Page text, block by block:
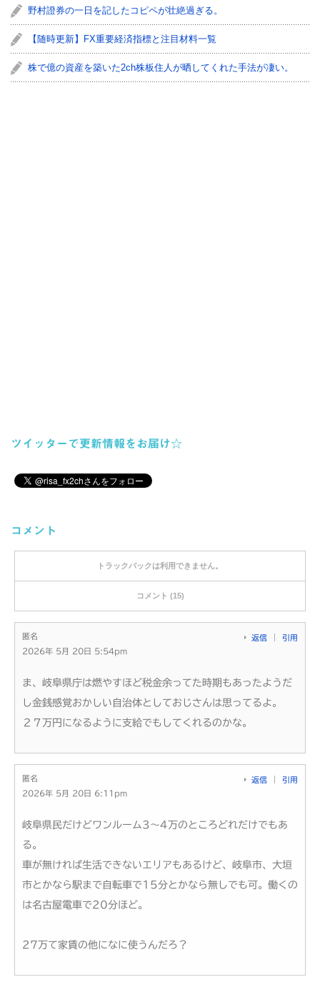
野村證券の一日を記したコピペが壮絶過ぎる。
【随時更新】FX重要経済指標と注目材料一覧
株で億の資産を築いた2ch株板住人が晒してくれた手法が凄い。
ツイッターで更新情報をお届け☆
コメント
トラックバックは利用できません。
コメント (15)
匿名
2026年 5月 20日 5:54pm
返信 引用
ま、岐阜県庁は燃やすほど税金余ってた時期もあったようだ
し金銭感覚おかしい自治体としておじさんは思ってるよ。
２７万円になるように支給でもしてくれるのかな。
匿名
2026年 5月 20日 6:11pm
返信 引用
岐阜県民だけどワンルーム3～4万のところどれだけでもあ
る。
車が無ければ生活できないエリアもあるけど、岐阜市、大垣
市とかなら駅まで自転車で15分とかなら無しでも可。働くの
は名古屋電車で20分ほど。
27万て家賃の他になに使うんだろ？